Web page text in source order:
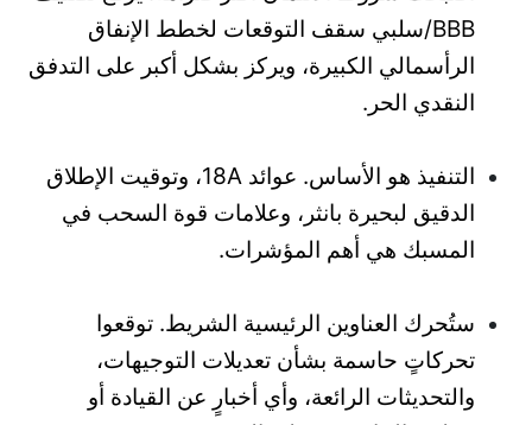
BBB/سلبي سقف التوقعات لخطط الإنفاق
الرأسمالي الكبيرة، ويركز بشكل أكبر على التدفق
النقدي الحر.
التنفيذ هو الأساس. عوائد 18A، وتوقيت الإطلاق
الدقيق لبحيرة بانثر، وعلامات قوة السحب في
المسبك هي أهم المؤشرات.
ستُحرك العناوين الرئيسية الشريط. توقعوا
تحركاتٍ حاسمة بشأن تعديلات التوجيهات،
والتحديثات الرائعة، وأي أخبارٍ عن القيادة أو